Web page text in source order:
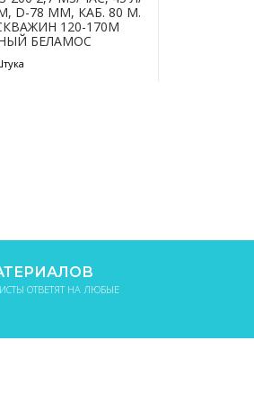
D-78 ММ, КАБ. 80 М.
120-170М
БЕЛАМОС
ОТВЕТЯТ НА ЛЮБЫЕ